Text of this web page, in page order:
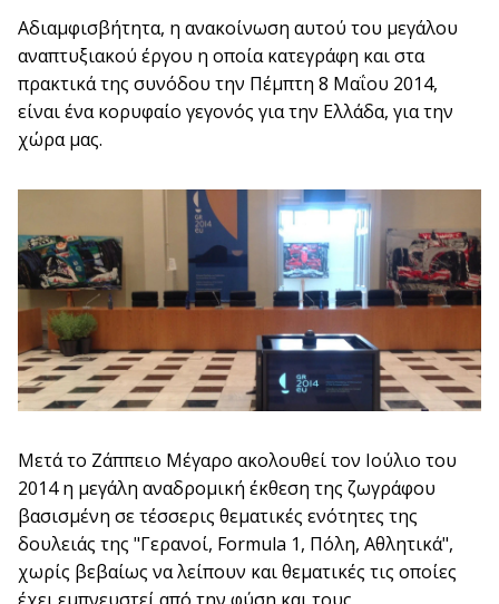
Αδιαμφισβήτητα, η ανακοίνωση αυτού του μεγάλου
αναπτυξιακού έργου η οποία κατεγράφη και στα
πρακτικά της συνόδου την Πέμπτη 8 Μαΐου 2014,
είναι ένα κορυφαίο γεγονός για την Ελλάδα, για την
χώρα μας.
Μετά το Ζάππειο Μέγαρο ακολουθεί τον Ιούλιο του
2014 η μεγάλη αναδρομική έκθεση της ζωγράφου
βασισμένη σε τέσσερις θεματικές ενότητες της
δουλειάς της "Γερανοί, Formula 1, Πόλη, Αθλητικά",
χωρίς βεβαίως να λείπουν και θεματικές τις οποίες